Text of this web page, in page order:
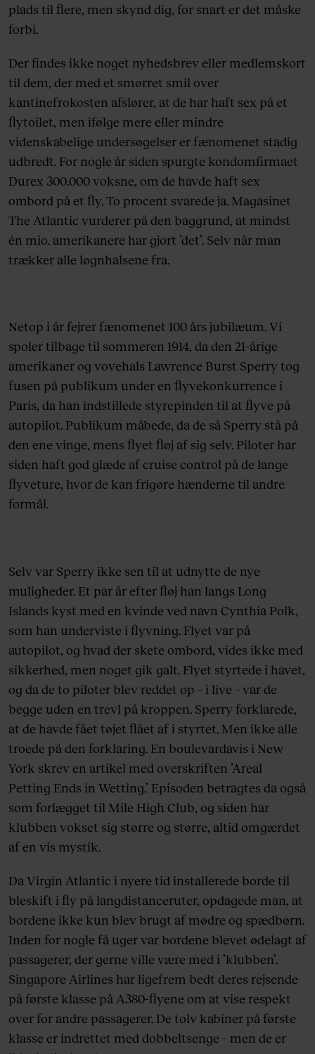
plads til flere, men skynd dig, for snart er det måske
forbi.
Der findes ikke noget nyhedsbrev eller medlemskort
til dem, der med et smørret smil over
kantinefrokosten afslører, at de har haft sex på et
flytoilet, men ifølge mere eller mindre
videnskabelige undersøgelser er fænomenet stadig
udbredt. For nogle år siden spurgte kondomfirmaet
Durex 300.000 voksne, om de havde haft sex
ombord på et fly. To procent svarede ja. Magasinet
The Atlantic vurderer på den baggrund, at mindst
én mio. amerikanere har gjort ’det’. Selv når man
trækker alle løgnhalsene fra.
Netop i år fejrer fænomenet 100 års jubilæum. Vi
spoler tilbage til sommeren 1914, da den 21-årige
amerikaner og vovehals Lawrence Burst Sperry tog
fusen på publikum under en flyvekonkurrence i
Paris, da han indstillede styrepinden til at flyve på
autopilot. Publikum måbede, da de så Sperry stå på
den ene vinge, mens flyet fløj af sig selv. Piloter har
siden haft god glæde af cruise control på de lange
flyveture, hvor de kan frigøre hænderne til andre
formål.
Selv var Sperry ikke sen til at udnytte de nye
muligheder. Et par år efter fløj han langs Long
Islands kyst med en kvinde ved navn Cynthia Polk,
som han underviste i flyvning. Flyet var på
autopilot, og hvad der skete ombord, vides ikke med
sikkerhed, men noget gik galt. Flyet styrtede i havet,
og da de to piloter blev reddet op – i live – var de
begge uden en trevl på kroppen. Sperry forklarede,
at de havde fået tøjet flået af i styrtet. Men ikke alle
troede på den forklaring. En boulevardavis i New
York skrev en artikel med overskriften ’Areal
Petting Ends in Wetting.’ Episoden betragtes da også
som forlægget til Mile High Club, og siden har
klubben vokset sig større og større, altid omgærdet
af en vis mystik.
Da Virgin Atlantic i nyere tid installerede borde til
bleskift i fly på langdistanceruter, opdagede man, at
bordene ikke kun blev brugt af mødre og spædbørn.
Inden for nogle få uger var bordene blevet ødelagt af
passagerer, der gerne ville være med i ’klubben’.
Singapore Airlines har ligefrem bedt deres rejsende
på første klasse på A380-flyene om at vise respekt
over for andre passagerer. De tolv kabiner på første
klasse er indrettet med dobbeltsenge – men de er